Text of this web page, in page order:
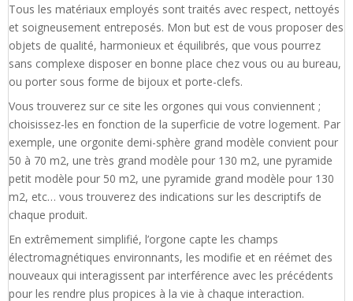
Tous les matériaux employés sont traités avec respect, nettoyés
et soigneusement entreposés. Mon but est de vous proposer des
objets de qualité, harmonieux et équilibrés, que vous pourrez
sans complexe disposer en bonne place chez vous ou au bureau,
ou porter sous forme de bijoux et porte-clefs.
Vous trouverez sur ce site les orgones qui vous conviennent ;
choisissez-les en fonction de la superficie de votre logement. Par
exemple, une orgonite demi-sphère grand modèle convient pour
50 à 70 m2, une très grand modèle pour 130 m2, une pyramide
petit modèle pour 50 m2, une pyramide grand modèle pour 130
m2, etc… vous trouverez des indications sur les descriptifs de
chaque produit.
En extrêmement simplifié, l’orgone capte les champs
électromagnétiques environnants, les modifie et en réémet des
nouveaux qui interagissent par interférence avec les précédents
pour les rendre plus propices à la vie à chaque interaction.